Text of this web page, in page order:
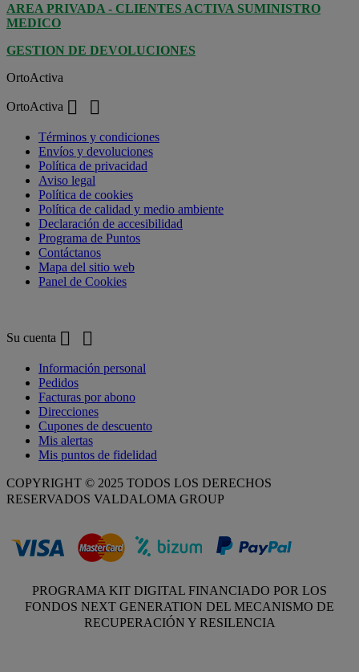
AREA PRIVADA - CLIENTES ACTIVA SUMINISTRO
MEDICO
GESTION DE DEVOLUCIONES
OrtoActiva
OrtoActiva  
Términos y condiciones
Envíos y devoluciones
Política de privacidad
Aviso legal
Política de cookies
Política de calidad y medio ambiente
Declaración de accesibilidad
Programa de Puntos
Contáctanos
Mapa del sitio web
Panel de Cookies
Su cuenta  
Información personal
Pedidos
Facturas por abono
Direcciones
Cupones de descuento
Mis alertas
Mis puntos de fidelidad
COPYRIGHT © 2025 TODOS LOS DERECHOS
RESERVADOS VALDALOMA GROUP
PROGRAMA KIT DIGITAL FINANCIADO POR LOS
FONDOS NEXT GENERATION DEL MECANISMO DE
RECUPERACIÓN Y RESILENCIA